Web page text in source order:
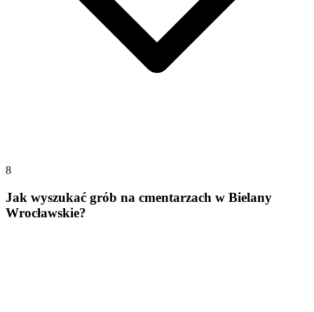
8
Jak wyszukać grób na cmentarzach w Bielany
Wrocławskie?